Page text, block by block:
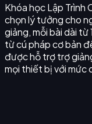
Khóa học Lập Trình
chọn lý tưởng cho
giảng, mỗi bài dài
từ cú pháp cơ bản
được hỗ trợ trợ
mọi thiết bị với mức